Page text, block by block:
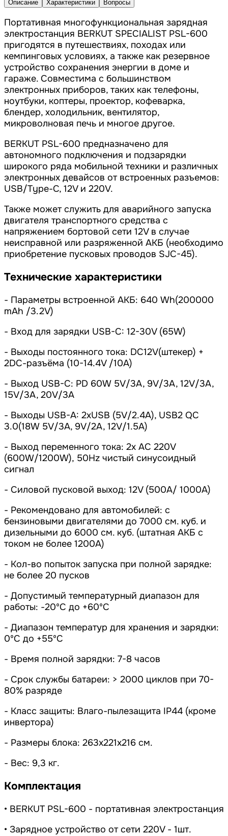
Описание Характеристики Вопросы
Портативная многофункциональная зарядная
электростанция BERKUT SPECIALIST PSL-600
пригодятся в путешествиях, походах или
кемпинговых условиях, а также как резервное
устройство сохранения энергии в доме и
гараже. Совместима с большинством
электронных приборов, таких как телефоны,
ноутбуки, коптеры, проектор, кофеварка,
блендер, холодильник, вентилятор,
микроволновая печь и многое другое.
BERKUT PSL-600 предназначено для
автономного подключения и подзарядки
широкого ряда мобильной техники и различных
электронных девайсов от встроенных разъемов:
USB/Type-C, 12V и 220V.
Также может служить для аварийного запуска
двигателя транспортного средства с
напряжением бортовой сети 12V в случае
неисправной или разряженной АКБ (необходимо
приобретение пусковых проводов SJC-45).
Технические характеристики
- Параметры встроенной АКБ: 640 Wh(200000
mAh /3.2V)
- Вход для зарядки USB-C: 12-30V (65W)
- Выходы постоянного тока: DC12V(штекер) +
2DС-разъёма (10-14.4V /10A)
- Выход USB-С: PD 60W 5V/3A, 9V/3A, 12V/3A,
15V/3A, 20V/3A
- Выходы USB-A: 2xUSB (5V/2.4A), USB2 QC
3.0(18W 5V/3А, 9V/2A, 12V/1.5A)
- Выход переменного тока: 2x AC 220V
(600W/1200W), 50Hz чистый синусоидный
сигнал
- Cиловой пусковой выход: 12V (500A/ 1000A)
- Рекомендовано для автомобилей: с
бензиновыми двигателями до 7000 см. куб. и
дизельными до 6000 см. куб. (штатная АКБ с
током не более 1200A)
- Кол-во попыток запуска при полной зарядке:
не более 20 пусков
- Допустимый температурный диапазон для
работы: -20ºС до +60ºС
- Диапазон температур для хранения и зарядки:
0ºС до +55ºС
- Время полной зарядки: 7-8 часов
- Cрок службы батареи: > 2000 циклов при 70-
80% разряде
- Класс защиты: Влаго-пылезащита IP44 (кроме
инвертора)
- Размеры блока: 263x221x216 см.
- Вес: 9,3 кг.
Комплектация
• BERKUT PSL-600 - портативная электростанция
• Зарядное устройство от сети 220V - 1шт.